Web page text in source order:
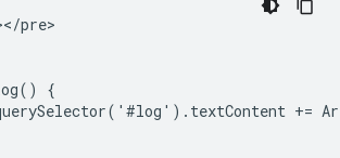
pre>
{
+=